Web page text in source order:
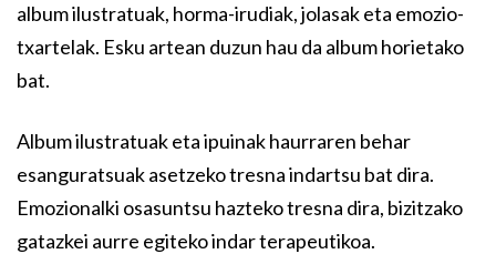
album ilustratuak, horma-irudiak, jolasak eta emozio-
txartelak. Esku artean duzun hau da album horietako
bat.
Album ilustratuak eta ipuinak haurraren behar
esanguratsuak asetzeko tresna indartsu bat dira.
Emozionalki osasuntsu hazteko tresna dira, bizitzako
gatazkei aurre egiteko indar terapeutikoa.